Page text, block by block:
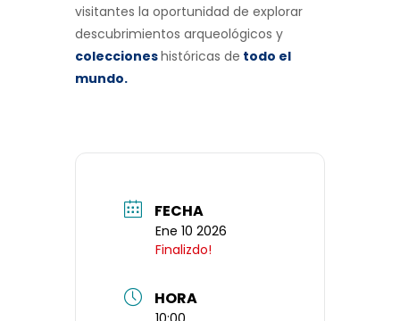
visitantes la oportunidad de explorar
descubrimientos arqueológicos y
coleccioneshistóricas de todo el
mundo.
FECHA
Ene 10 2026
Finalizdo!
HORA